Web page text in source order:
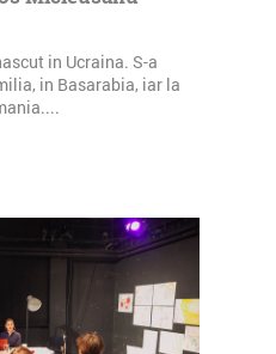
in Ucraina. S-a
in Basarabia, iar la